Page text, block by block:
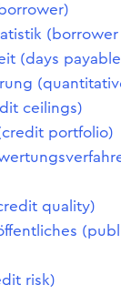
(borrower
(days
ceilings)
portfolio)
quality)
risk)